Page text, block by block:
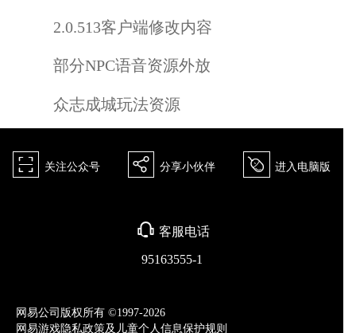
2.0.513客户端修改内容
部分NPC语音资源外放
众志成城玩法资源
򰀁 关注公众号 򰀂 分享小伙伴 򰀄 进入电脑版
򰀃 客服电话
95163555-1
网易公司版权所有 ©1997-2026
网易游戏隐私政策及儿童个人信息保护规则